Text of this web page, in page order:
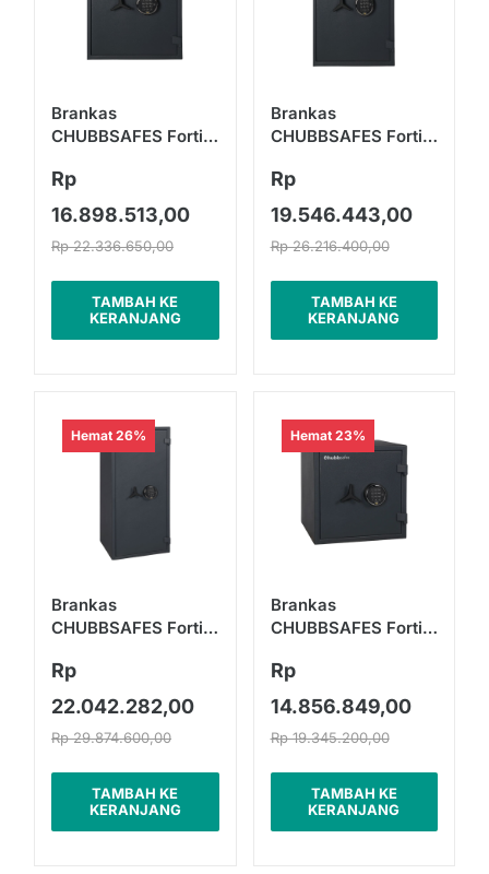
Brankas
CHUBBSAFES Fortis
Rp
16.898.513,00
Rp 22.336.650,00
TAMBAH KE
KERANJANG
Brankas
CHUBBSAFES Fortis
Rp
19.546.443,00
Rp 26.216.400,00
TAMBAH KE
KERANJANG
Hemat 26%
Brankas
CHUBBSAFES Fortis
Rp
22.042.282,00
Rp 29.874.600,00
TAMBAH KE
KERANJANG
Hemat 23%
Brankas
CHUBBSAFES Fortis
Rp
14.856.849,00
Rp 19.345.200,00
TAMBAH KE
KERANJANG